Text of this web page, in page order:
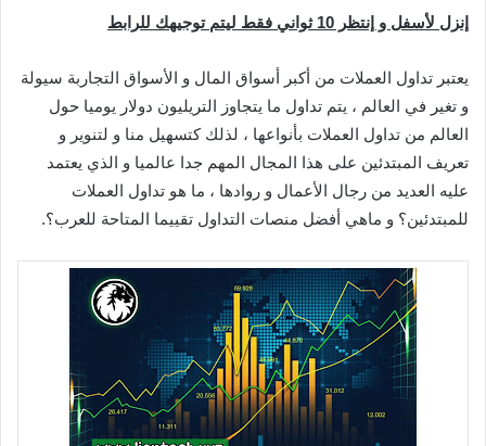
إنزل لأسفل و إنتظر 10 ثواني فقط ليتم توجيهك للرابط
يعتبر تداول العملات من أكبر أسواق المال و الأسواق التجاربة سيولة
و تغير في العالم ، يتم تداول ما يتجاوز التريليون دولار يوميا حول
العالم من تداول العملات بأنواعها ، لذلك كتسهيل منا و لتنوير و
تعريف المبتدئين على هذا المجال المهم جدا عالميا و الذي يعتمد
عليه العديد من رجال الأعمال و روادها ، ما هو تداول العملات
للمبتدئين؟ و ماهي أفضل منصات التداول تقييما المتاحة للعرب؟.